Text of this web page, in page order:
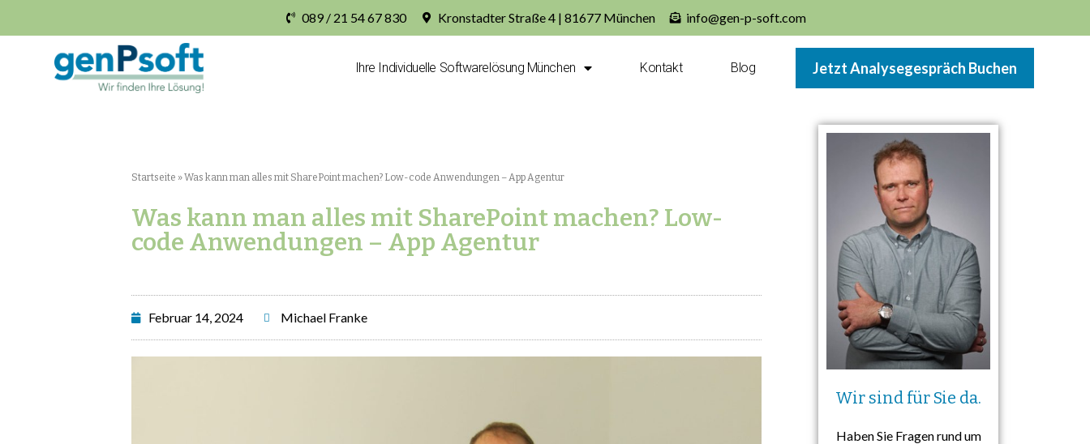
089 / 21 54 67 830 Kronstadter Straße 4 | 81677 München info@gen-p-soft.com
Ihre Individuelle Softwarelösung München Kontakt Blog Jetzt Analysegespräch Buchen
Startseite »Was kann man alles mit SharePoint machen? Low-code Anwendungen – App Agentur
Was kann man alles mit SharePoint machen? Low-
code Anwendungen – App Agentur
Februar 14, 2024 Michael Franke
Wir sind für Sie da.
Haben Sie Fragen rund um